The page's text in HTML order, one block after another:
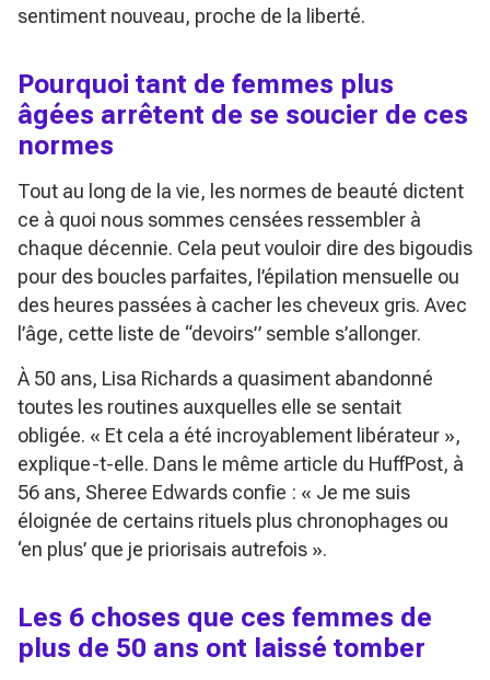
sentiment nouveau, proche de la liberté.
Pourquoi tant de femmes plus
âgées arrêtent de se soucier de ces
normes
Tout au long de la vie, les normes de beauté dictent
ce à quoi nous sommes censées ressembler à
chaque décennie. Cela peut vouloir dire des bigoudis
pour des boucles parfaites, l’épilation mensuelle ou
des heures passées à cacher les cheveux gris. Avec
l’âge, cette liste de “devoirs” semble s’allonger.
À 50 ans, Lisa Richards a quasiment abandonné
toutes les routines auxquelles elle se sentait
obligée. « Et cela a été incroyablement libérateur »,
explique-t-elle. Dans le même article du HuffPost, à
56 ans, Sheree Edwards confie : « Je me suis
éloignée de certains rituels plus chronophages ou
‘en plus’ que je priorisais autrefois ».
Les 6 choses que ces femmes de
plus de 50 ans ont laissé tomber